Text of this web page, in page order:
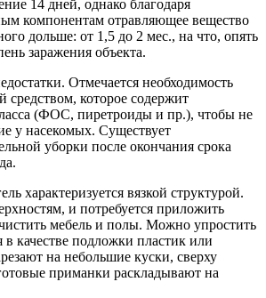
14 дней, однако благодаря
компонентам отравляющее вещество
дольше: от 1,5 до 2 мес., на что, опять
заражения объекта.
Отмечается необходимость
средством, которое содержит
(ФОС, пиретроиды и пр.), чтобы не
у насекомых. Существует
уборки после окончания срока
характеризуется вязкой структурой.
и потребуется приложить
мебель и полы. Можно упростить
в качестве подложки пластик или
на небольшие куски, сверху
приманки раскладывают на